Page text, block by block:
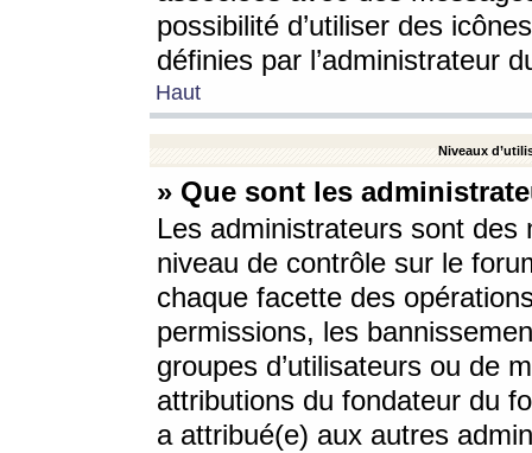
possibilité d’utiliser des
définies par l’administrateur
Haut
Niveaux
» Que sont les
Les administrateurs sont
niveau de contrôle sur le
chaque facette des
permissions, les
groupes d’utilisateurs ou de
attributions du fondateur du
a attribué(e) aux autres